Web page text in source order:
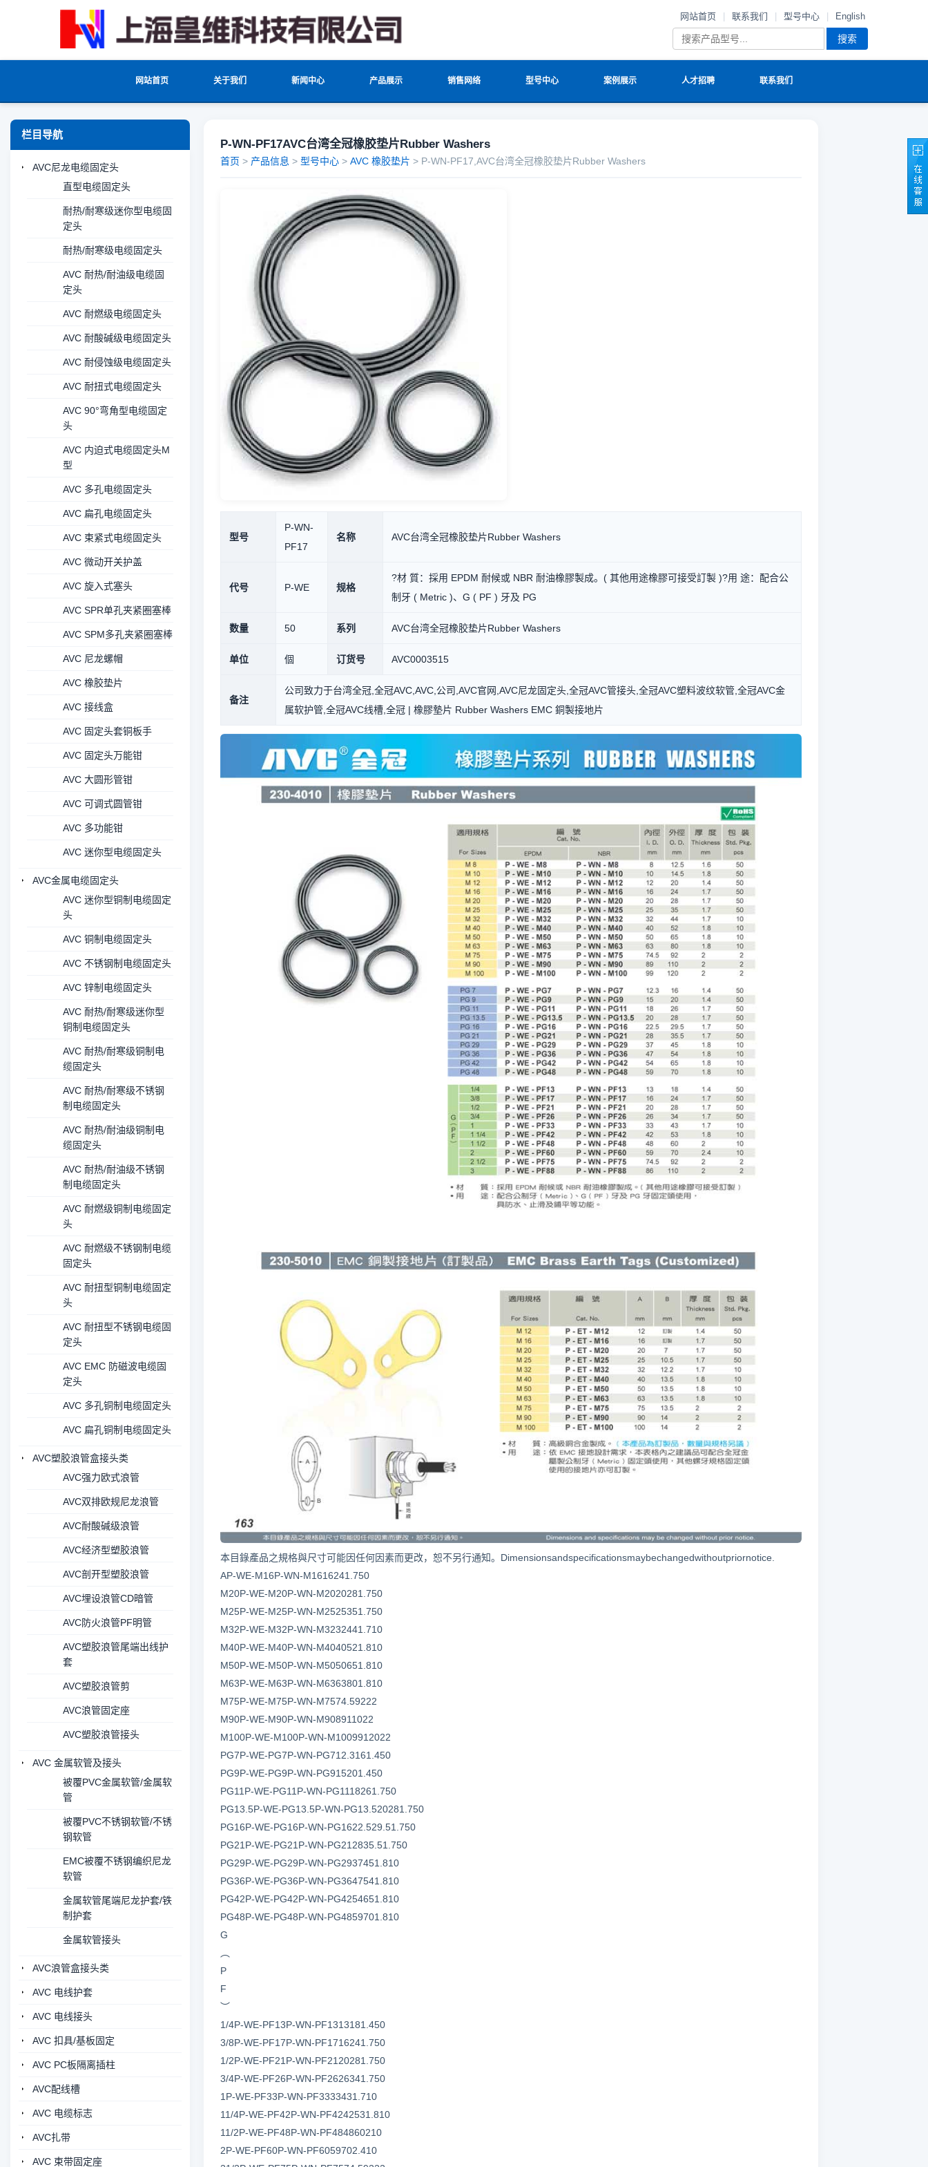
网站首页 联系我们 型号中心 English
搜索
网站首页 关于我们 新闻中心 产品展示 销售网络 型号中心 案例展示 人才招聘 联系我们
栏目导航
AVC尼龙电缆固定头
直型电缆固定头
耐热/耐寒级迷你型电缆固
定头
耐热/耐寒级电缆固定头
AVC 耐热/耐油级电缆固
定头
AVC 耐燃级电缆固定头
AVC 耐酸碱级电缆固定头
AVC 耐侵蚀级电缆固定头
AVC 耐扭式电缆固定头
AVC 90°弯角型电缆固定
头
AVC 内迫式电缆固定头M
型
AVC 多孔电缆固定头
AVC 扁孔电缆固定头
AVC 束紧式电缆固定头
AVC 微动开关护盖
AVC 旋入式塞头
AVC SPR单孔夹紧圈塞棒
AVC SPM多孔夹紧圈塞棒
AVC 尼龙螺帽
AVC 橡胶垫片
AVC 接线盒
AVC 固定头套铜板手
AVC 固定头万能钳
AVC 大圆形管钳
AVC 可调式圆管钳
AVC 多功能钳
AVC 迷你型电缆固定头
AVC金属电缆固定头
AVC 迷你型铜制电缆固定
头
AVC 铜制电缆固定头
AVC 不锈钢制电缆固定头
AVC 锌制电缆固定头
AVC 耐热/耐寒级迷你型
铜制电缆固定头
AVC 耐热/耐寒级铜制电
缆固定头
AVC 耐热/耐寒级不锈钢
制电缆固定头
AVC 耐热/耐油级铜制电
缆固定头
AVC 耐热/耐油级不锈钢
制电缆固定头
AVC 耐燃级铜制电缆固定
头
AVC 耐燃级不锈钢制电缆
固定头
AVC 耐扭型铜制电缆固定
头
AVC 耐扭型不锈钢电缆固
定头
AVC EMC 防磁波电缆固
定头
AVC 多孔铜制电缆固定头
AVC 扁孔铜制电缆固定头
AVC塑胶浪管盒接头类
AVC强力欧式浪管
AVC双排欧规尼龙浪管
AVC耐酸碱级浪管
AVC经济型塑胶浪管
AVC剖开型塑胶浪管
AVC埋设浪管CD暗管
AVC防火浪管PF明管
AVC塑胶浪管尾端出线护
套
AVC塑胶浪管剪
AVC浪管固定座
AVC塑胶浪管接头
AVC 金属软管及接头
被覆PVC金属软管/金属软
管
被覆PVC不锈钢软管/不锈
钢软管
EMC被覆不锈钢编织尼龙
软管
金属软管尾端尼龙护套/铁
制护套
金属软管接头
AVC浪管盒接头类
AVC 电线护套
AVC 电线接头
AVC 扣具/基板固定
AVC PC板隔离插柱
AVC配线槽
AVC 电缆标志
AVC扎带
AVC 束带固定座
P-WN-PF17AVC台湾全冠橡胶垫片Rubber Washers
首页 > 产品信息 > 型号中心 > AVC 橡胶垫片 > P-WN-PF17,AVC台湾全冠橡胶垫片Rubber Washers
型号
P-WN-
PF17
名称 AVC台湾全冠橡胶垫片Rubber Washers
代号 P-WE 规格
?材 質：採用 EPDM 耐候或 NBR 耐油橡膠製成。( 其他用途橡膠可接受訂製 )?用 途：配合公
制牙 ( Metric )、G ( PF ) 牙及 PG
数量 50 系列 AVC台湾全冠橡胶垫片Rubber Washers
单位 個 订货号 AVC0003515
备注
公司致力于台湾全冠,全冠AVC,AVC,公司,AVC官网,AVC尼龙固定头,全冠AVC管接头,全冠AVC塑料波纹软管,全冠AVC金
属软护管,全冠AVC线槽,全冠 | 橡膠墊片 Rubber Washers EMC 銅製接地片
本目錄產品之規格與尺寸可能因任何因素而更改，恕不另行通知。Dimensionsandspecificationsmaybechangedwithoutpriornotice.
AP-WE-M16P-WN-M1616241.750
M20P-WE-M20P-WN-M2020281.750
M25P-WE-M25P-WN-M2525351.750
M32P-WE-M32P-WN-M3232441.710
M40P-WE-M40P-WN-M4040521.810
M50P-WE-M50P-WN-M5050651.810
M63P-WE-M63P-WN-M6363801.810
M75P-WE-M75P-WN-M7574.59222
M90P-WE-M90P-WN-M908911022
M100P-WE-M100P-WN-M1009912022
PG7P-WE-PG7P-WN-PG712.3161.450
PG9P-WE-PG9P-WN-PG915201.450
PG11P-WE-PG11P-WN-PG1118261.750
PG13.5P-WE-PG13.5P-WN-PG13.520281.750
PG16P-WE-PG16P-WN-PG1622.529.51.750
PG21P-WE-PG21P-WN-PG212835.51.750
PG29P-WE-PG29P-WN-PG2937451.810
PG36P-WE-PG36P-WN-PG3647541.810
PG42P-WE-PG42P-WN-PG4254651.810
PG48P-WE-PG48P-WN-PG4859701.810
G
︵
P
F
︶
1/4P-WE-PF13P-WN-PF1313181.450
3/8P-WE-PF17P-WN-PF1716241.750
1/2P-WE-PF21P-WN-PF2120281.750
3/4P-WE-PF26P-WN-PF2626341.750
1P-WE-PF33P-WN-PF3333431.710
11/4P-WE-PF42P-WN-PF4242531.810
11/2P-WE-PF48P-WN-PF484860210
2P-WE-PF60P-WN-PF6059702.410